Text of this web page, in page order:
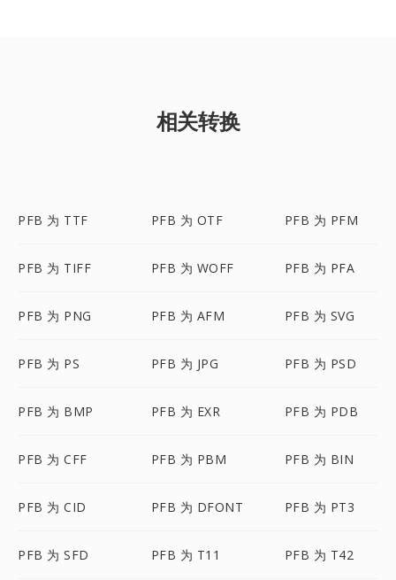
相关转换
PFB 为 TTF PFB 为 OTF PFB 为 PFM
PFB 为 TIFF PFB 为 WOFF PFB 为 PFA
PFB 为 PNG PFB 为 AFM PFB 为 SVG
PFB 为 PS PFB 为 JPG PFB 为 PSD
PFB 为 BMP PFB 为 EXR PFB 为 PDB
PFB 为 CFF PFB 为 PBM PFB 为 BIN
PFB 为 CID PFB 为 DFONT PFB 为 PT3
PFB 为 SFD PFB 为 T11 PFB 为 T42